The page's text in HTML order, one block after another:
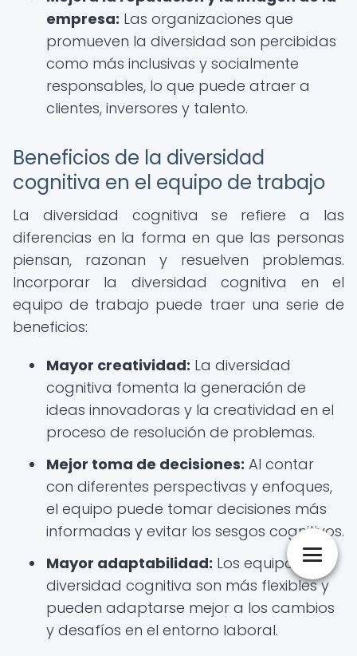
empresa: Las organizaciones que
promueven la diversidad son percibidas
como más inclusivas y socialmente
responsables, lo que puede atraer a
clientes, inversores y talento.
Beneficios de la diversidad
cognitiva en el equipo de trabajo
La diversidad cognitiva se refiere a las
diferencias en la forma en que las personas
piensan, razonan y resuelven problemas.
Incorporar la diversidad cognitiva en el
equipo de trabajo puede traer una serie de
beneficios:
Mayor creatividad: La diversidad
cognitiva fomenta la generación de
ideas innovadoras y la creatividad en el
proceso de resolución de problemas.
Mejor toma de decisiones: Al contar
con diferentes perspectivas y enfoques,
el equipo puede tomar decisiones más
informadas y evitar los sesgos cognitivos.
Mayor adaptabilidad: Los equipos con
diversidad cognitiva son más flexibles y
pueden adaptarse mejor a los cambios
y desafíos en el entorno laboral.